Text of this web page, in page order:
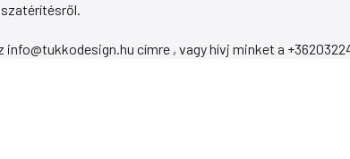
címre , vagy hívj minket a